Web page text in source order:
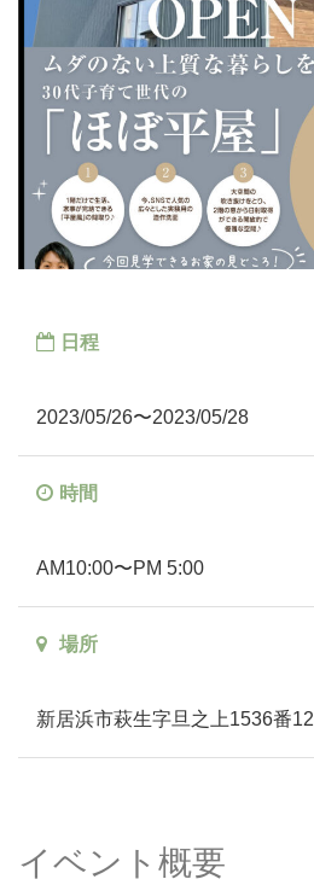
日程
2023/05/26〜2023/05/28
時間
AM10:00〜PM 5:00
場所
新居浜市萩生字旦之上1536番12
イベント概要